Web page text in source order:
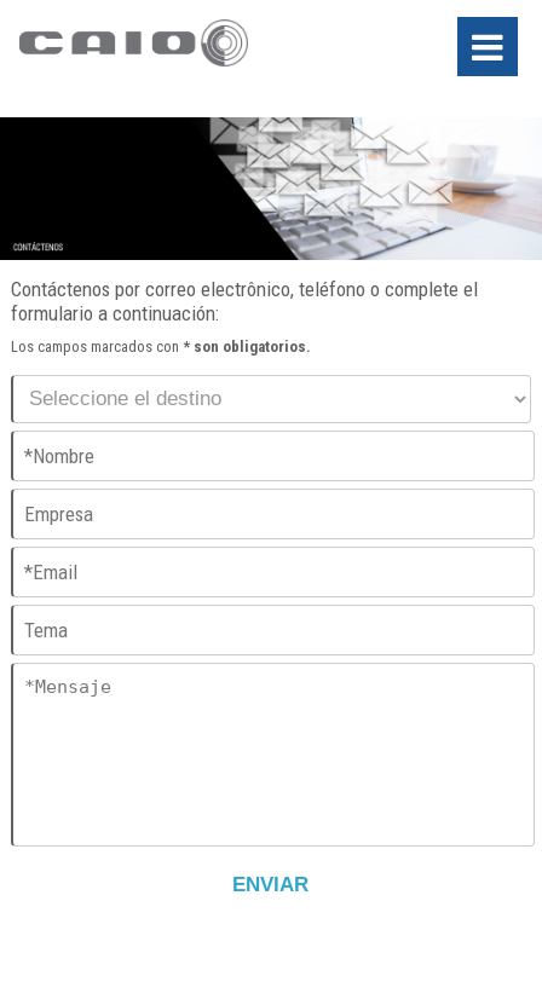
Contáctenos por correo electrônico, teléfono o complete el
formulario a continuación:
Los campos marcados con * son obligatorios.